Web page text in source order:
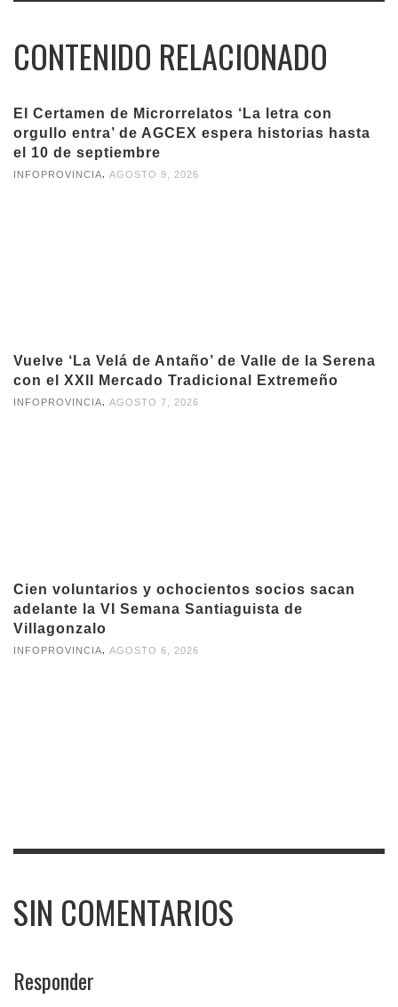
CONTENIDO RELACIONADO
El Certamen de Microrrelatos ‘La letra con
orgullo entra’ de AGCEX espera historias hasta
el 10 de septiembre
INFOPROVINCIA AGOSTO 9, 2026
Vuelve ‘La Velá de Antaño’ de Valle de la Serena
con el XXII Mercado Tradicional Extremeño
INFOPROVINCIA, AGOSTO 7, 2026
Cien voluntarios y ochocientos socios sacan
adelante la VI Semana Santiaguista de
Villagonzalo
INFOPROVINCIA AGOSTO 6, 2026
SIN COMENTARIOS
Responder